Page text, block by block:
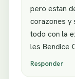
pero estan
corazones y
todo con la
les Bendice
Responder